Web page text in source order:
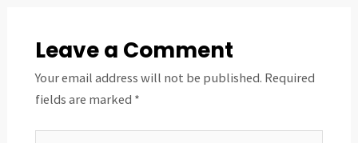
Leave a Comment
Your email address will not be published. Required
fields are marked *